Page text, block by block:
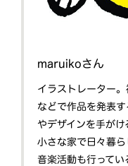
maruikoさん
イラストレーター
などで作品を発表
やデザインを手が
小さな家で日々暮
音楽活動も行って